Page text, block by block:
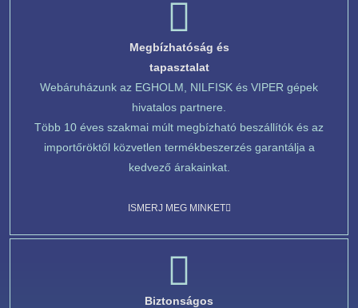
Megbízhatóság és
tapasztalat
Webáruházunk az EGHOLM, NILFISK és VIPER gépek
hivatalos partnere.
Több 10 éves szakmai múlt megbízható beszállítók és az
importőröktől közvetlen termékbeszerzés garantálja a
kedvező árakainkat.
ISMERJ MEG MINKET
Biztonságos